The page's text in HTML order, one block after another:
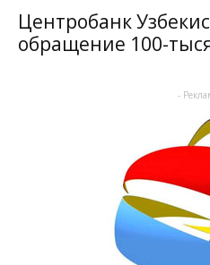
Центробанк
обращение 100-
-